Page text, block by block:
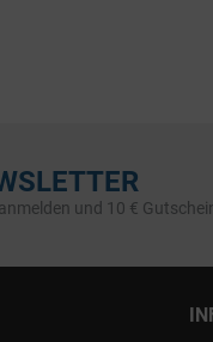
und 10 €